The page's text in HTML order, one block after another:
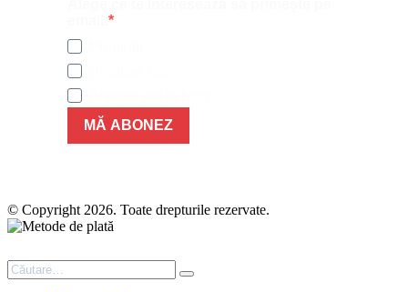
MĂ ABONEZ
© Copyright 2026. Toate drepturile rezervate.